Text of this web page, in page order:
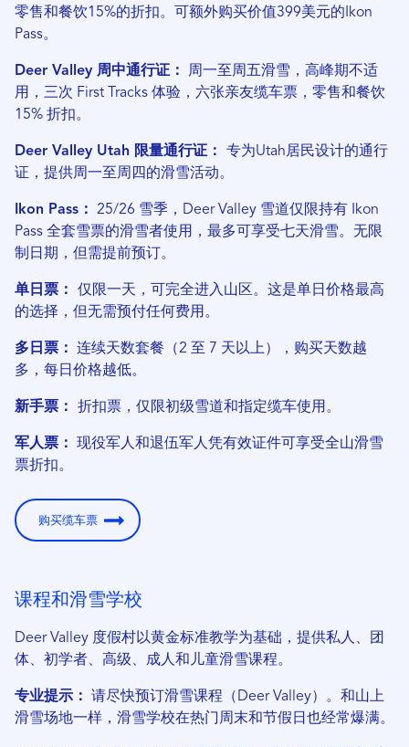
零售和餐饮15%的折扣。可额外购买价值399美元的Ikon
Pass。
Deer Valley 周中通行证：
周一至周五滑雪，高峰期不适
用，三次 First Tracks 体验，六张亲友缆车票，零售和餐饮
15% 折扣。
Deer Valley Utah 限量通行证： 专为Utah居民设计的通行
证，提供周一至周四的滑雪活动。
Ikon Pass：
25/26 雪季，Deer Valley 雪道仅限持有 Ikon
Pass 全套雪票的滑雪者使用，最多可享受七天滑雪。无限
制日期，但需提前预订。
单日票： 仅限一天，可完全进入山区。这是单日价格最高
的选择，但无需预付任何费用。
多日票：
连续天数套餐（2 至 7 天以上），购买天数越
多，每日价格越低。
新手票： 折扣票，仅限初级雪道和指定缆车使用。
军人票：
现役军人和退伍军人凭有效证件可享受全山滑雪
票折扣。
购买缆车票
课程和滑雪学校
Deer Valley 度假村以黄金标准教学为基础，提供私人、团
体、初学者、高级、成人和儿童滑雪课程。
专业提示：
请尽快预订滑雪课程（Deer Valley）。和山上
滑雪场地一样，滑雪学校在热门周末和节假日也经常爆满。